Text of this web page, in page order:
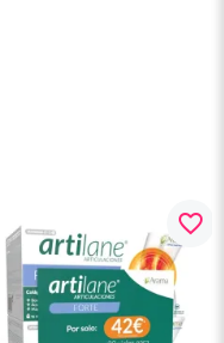
favorite_border